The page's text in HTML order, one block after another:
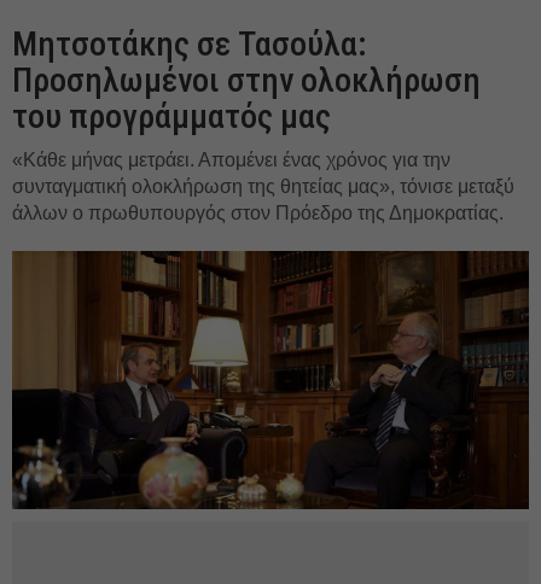
Μητσοτάκης σε Τασούλα:
Προσηλωμένοι στην ολοκλήρωση
του προγράμματός μας
«Κάθε μήνας μετράει. Απομένει ένας χρόνος για την
συνταγματική ολοκλήρωση της θητείας μας», τόνισε μεταξύ
άλλων ο πρωθυπουργός στον Πρόεδρο της Δημοκρατίας.